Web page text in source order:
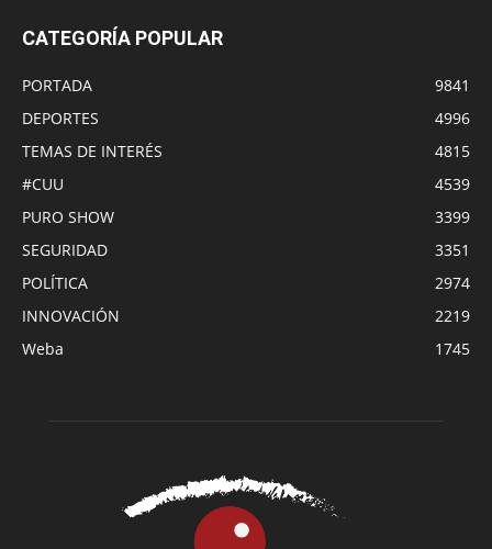
CATEGORÍA POPULAR
PORTADA
9841
DEPORTES
4996
TEMAS DE INTERÉS
4815
#CUU
4539
PURO SHOW
3399
SEGURIDAD
3351
POLÍTICA
2974
INNOVACIÓN
2219
Weba
1745